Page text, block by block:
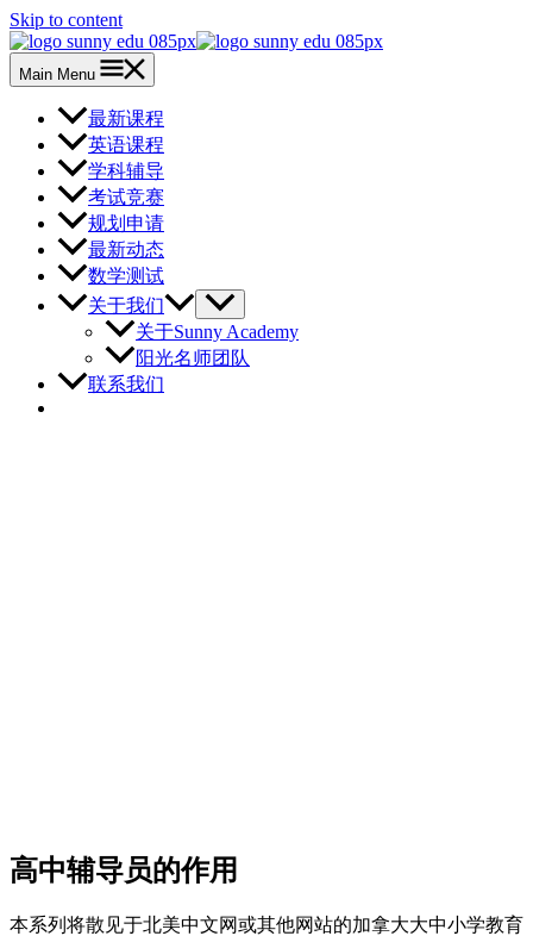
Skip to content
Main Menu
最新课程
英语课程
学科辅导
考试竞赛
规划申请
最新动态
数学测试
关于我们
关于Sunny Academy
阳光名师团队
联系我们
高中辅导员的作用
本系列将散见于北美中文网或其他网站的加拿大大中小学教育